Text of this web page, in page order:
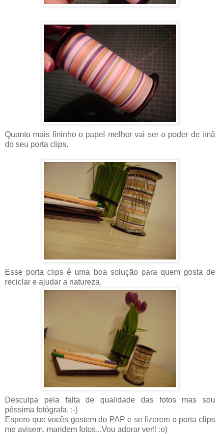
Quanto mais fininho o papel melhor vai ser o poder de imã
do seu porta clips.
Esse porta clips é uma boa solução para quem gosta de
reciclar e ajudar a natureza.
Desculpa pela falta de qualidade das fotos mas sou
péssima fotógrafa. ;-)
Espero que vocês gostem do PAP e se fizerem o porta clips
me avisem, mandem fotos...Vou adorar ver!! :o)